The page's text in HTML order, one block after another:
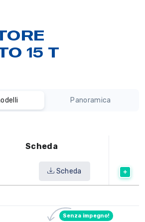
15 T
Panoramica
Scheda
Scheda
Senza impegno!